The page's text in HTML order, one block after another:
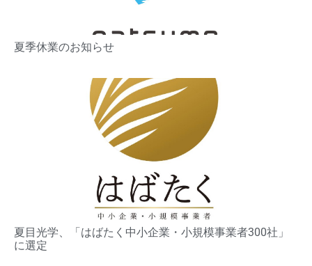
夏季休業のお知らせ
夏目光学、「はばたく中小企業・小規模事業者300社」
に選定